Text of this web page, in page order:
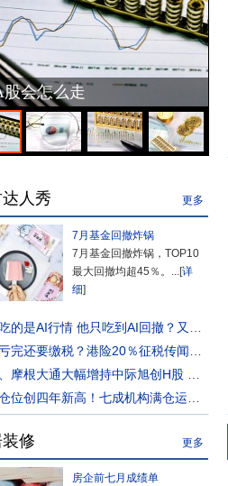
股会怎么走
更多
人秀
7月基金回撤炸锅
7月基金回撤炸锅，TOP10
最大回撤均超45％。...[详
细]
更多
修
房企前七月成绩单